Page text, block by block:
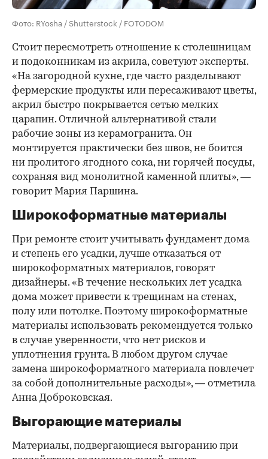
Фото: RYosha / Shutterstock / FOTODOM
Стоит пересмотреть отношение к столешницам
и подоконникам из акрила, советуют эксперты.
«На загородной кухне, где часто разделывают
фермерские продукты или пересаживают цветы,
акрил быстро покрывается сетью мелких
царапин. Отличной альтернативой стали
рабочие зоны из керамогранита. Он
монтируется практически без швов, не боится
ни пролитого ягодного сока, ни горячей посуды,
сохраняя вид монолитной каменной плиты», —
говорит Мария Паршина.
Широкоформатные материалы
При ремонте стоит учитывать фундамент дома
и степень его усадки, лучше отказаться от
широкоформатных материалов, говорят
дизайнеры. «В течение нескольких лет усадка
дома может привести к трещинам на стенах,
полу или потолке. Поэтому широкоформатные
материалы использовать рекомендуется только
в случае уверенности, что нет рисков и
уплотнения грунта. В любом другом случае
замена широкоформатного материала повлечет
за собой дополнительные расходы», — отметила
Анна Доброковская.
Выгорающие материалы
Материалы, подвергающиеся выгоранию при